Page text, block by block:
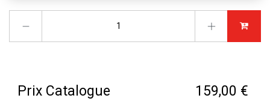
Prix Catalogue 159,00 €